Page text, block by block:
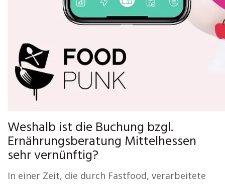
Weshalb ist die Buchung bzgl.
Ernährungsberatung Mittelhessen
sehr vernünftig?
In einer Zeit, die durch Fastfood, verarbeitete